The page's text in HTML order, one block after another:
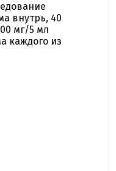
внутрь, 40
мг/5 мл
каждого из